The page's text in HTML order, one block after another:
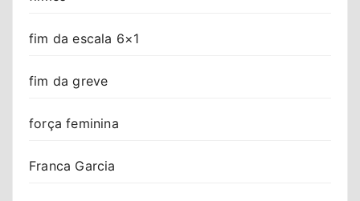
fim da escala 6×1
fim da greve
força feminina
Franca Garcia